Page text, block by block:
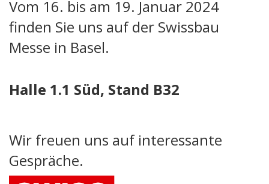
Vom 16. bis am 19. Januar 2024
finden Sie uns auf der Swissbau
Messe in Basel.
Halle 1.1 Süd, Stand B32
Wir freuen uns auf interessante
Gespräche.